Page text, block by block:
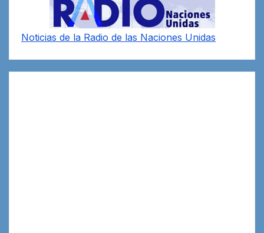
Noticias de la Radio de las Naciones Unidas